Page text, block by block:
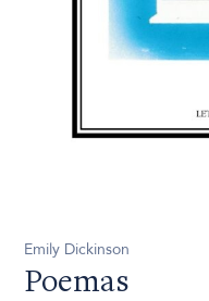
Emily Dickinson
Poemas